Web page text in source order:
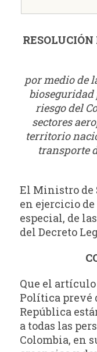
por medio de
bioseguridad
riesgo del
sectores
territorio
transporte
El Ministro de
en ejercicio
especial, de
del Decreto
Que el
Política prevé
República
a todas las
Colombia, en